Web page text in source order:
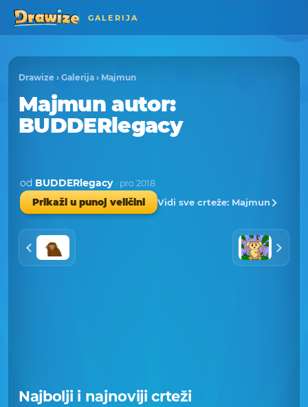
GALERIJA
Drawize › Galerija › Majmun
Majmunautor:
BUDDERlegacy
od BUDDERlegacy · pro 2018
Prikaži u punoj veličini Vidi sve crteže: Majmun
Najbolji i najnoviji crteži